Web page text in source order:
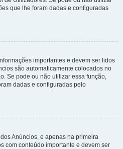
que lhe foram dadas e configuradas
importantes e devem ser lidos
são automaticamente colocados no
Se pode ou não utilizar essa função,
dadas e configuradas pelo
Anúncios, e apenas na primeira
com conteúdo importante e devem ser